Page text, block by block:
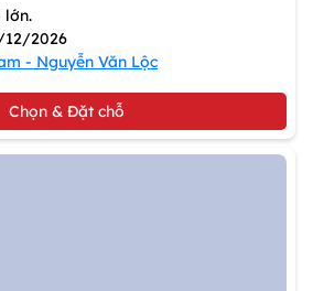
lớn.
12/2026
- Nguyễn Văn Lộc
Chọn & Đặt chỗ